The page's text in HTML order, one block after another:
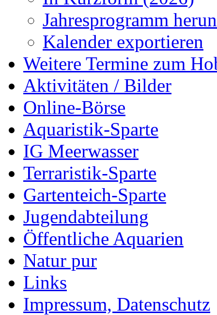
Jahresprogramm
Kalender exportieren
Weitere Termine zum
Aktivitäten / Bilder
Online-Börse
Aquaristik-Sparte
IG Meerwasser
Terraristik-Sparte
Gartenteich-Sparte
Jugendabteilung
Öffentliche Aquarien
Natur pur
Links
Impressum, Datenschutz